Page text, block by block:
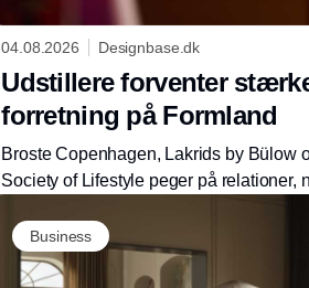
04.08.2026 Designbase.dk
Udstillere forventer
forretning på Formland
Broste Copenhagen, Lakrids by Bülow
Society of Lifestyle peger på relationer,
elementer, når Formland Autumn samler
branchen i Herning 16.-18. august 2026.
Business